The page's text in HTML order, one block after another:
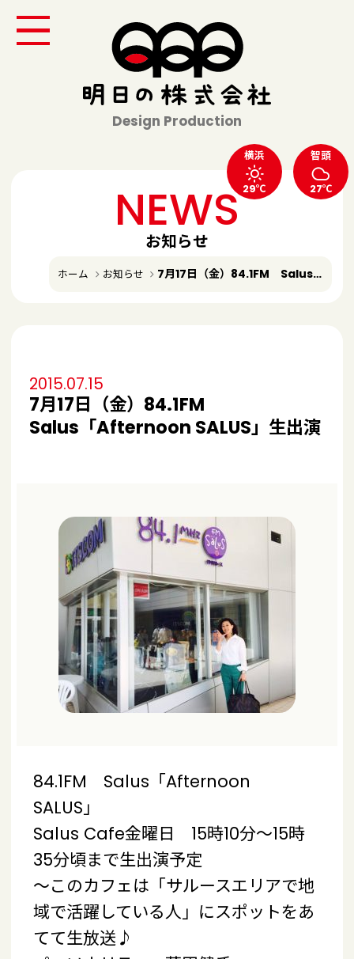
Design Production
横浜
29℃
智頭
27℃
ホーム お知らせ 7月17日（金）84.1FM Salus「Afternoon SALUS」生出演
NEWS
お知らせ
2015.07.15
7月17日（金）84.1FM
Salus「Afternoon SALUS」生出演
84.1FM Salus「Afternoon
SALUS」
Salus Cafe金曜日 15時10分～15時
35分頃まで生出演予定
～このカフェは「サルースエリアで地
域で活躍している人」にスポットをあ
てて生放送♪